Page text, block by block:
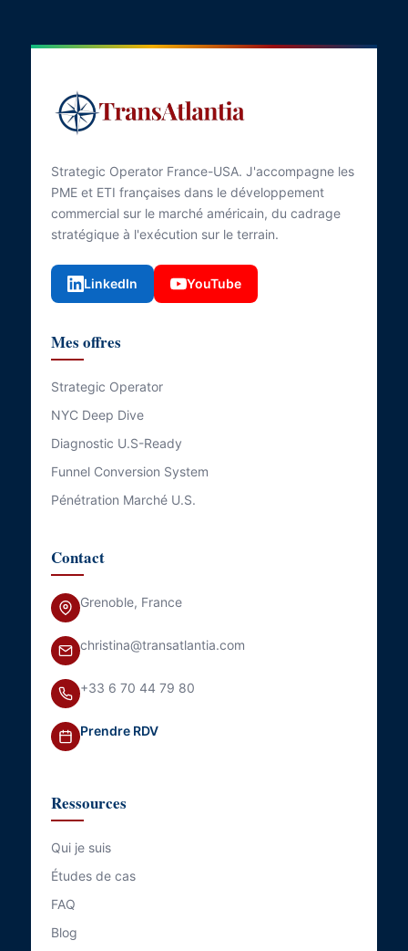
Strategic Operator France-USA. J'accompagne les
PME et ETI françaises dans le développement
commercial sur le marché américain, du cadrage
stratégique à l'exécution sur le terrain.
LinkedIn YouTube
Mes offres
Strategic Operator
NYC Deep Dive
Diagnostic U.S-Ready
Funnel Conversion System
Pénétration Marché U.S.
Contact
Grenoble, France
christina@transatlantia.com
+33 6 70 44 79 80
Prendre RDV
Ressources
Qui je suis
Études de cas
FAQ
Blog